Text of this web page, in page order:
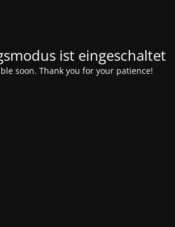
ist eingeschaltet
soon. Thank you for your patience!